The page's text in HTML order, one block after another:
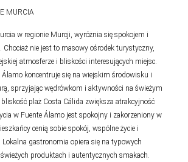
MURCIA
w regionie Murcji, wyróżnia się spokojem i
Chociaż nie jest to masowy ośrodek turystyczny,
atmosferze i bliskości interesujących miejsc.
koncentruje się na wiejskim środowisku i
sprzyjając wędrówkom i aktywności na świeżym
plaż Costa Cálida zwiększa atrakcyjność
w Fuente Álamo jest spokojny i zakorzeniony w
cenią sobie spokój, wspólne życie i
Lokalna gastronomia opiera się na typowych
produktach i autentycznych smakach.